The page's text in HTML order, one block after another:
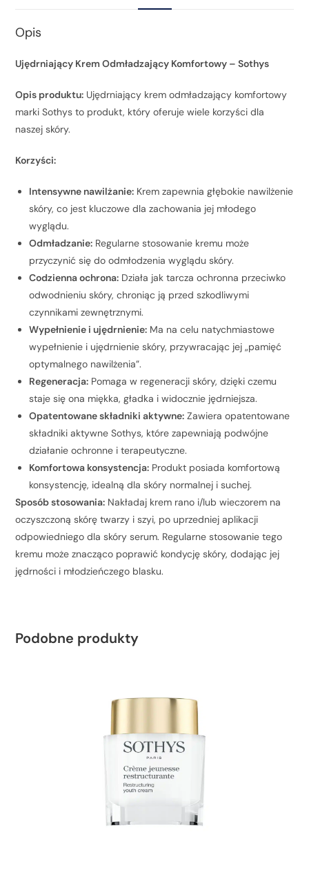
Opis
Ujędrniający Krem Odmładzający Komfortowy – Sothys
Opis produktu: Ujędrniający krem odmładzający komfortowy
marki Sothys to produkt, który oferuje wiele korzyści dla
naszej skóry.
Korzyści:
Intensywne nawilżanie: Krem zapewnia głębokie nawilżenie
skóry, co jest kluczowe dla zachowania jej młodego
wyglądu.
Odmładzanie: Regularne stosowanie kremu może
przyczynić się do odmłodzenia wyglądu skóry.
Codzienna ochrona: Działa jak tarcza ochronna przeciwko
odwodnieniu skóry, chroniąc ją przed szkodliwymi
czynnikami zewnętrznymi.
Wypełnienie i ujędrnienie: Ma na celu natychmiastowe
wypełnienie i ujędrnienie skóry, przywracając jej „pamięć
optymalnego nawilżenia”.
Regeneracja: Pomaga w regeneracji skóry, dzięki czemu
staje się ona miękka, gładka i widocznie jędrniejsza.
Opatentowane składniki aktywne: Zawiera opatentowane
składniki aktywne Sothys, które zapewniają podwójne
działanie ochronne i terapeutyczne.
Komfortowa konsystencja: Produkt posiada komfortową
konsystencję, idealną dla skóry normalnej i suchej.
Sposób stosowania: Nakładaj krem rano i/lub wieczorem na
oczyszczoną skórę twarzy i szyi, po uprzedniej aplikacji
odpowiedniego dla skóry serum. Regularne stosowanie tego
kremu może znacząco poprawić kondycję skóry, dodając jej
jędrności i młodzieńczego blasku.
Podobne produkty